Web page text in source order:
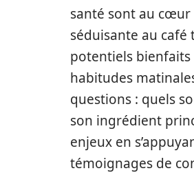
santé sont au cœur
séduisante au
potentiels
habitudes
questions : quels
son ingrédient
enjeux en
témoignages de